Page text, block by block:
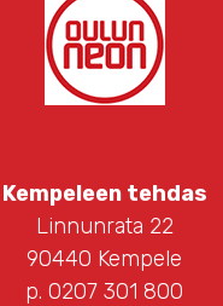
Kempeleen tehdas
Linnunrata 22
90440 Kempele
p. 0207 301 800